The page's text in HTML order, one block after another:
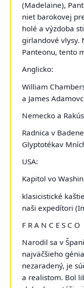
(Madelaine),
niet barokovej
holé a výzdoba
girlandové vlysy.
Panteonu, tento
Anglicko:
William
a James
Nemecko a
Radnica v
Glyptotékav
USA:
Kapitol vo
klasicistické
naši expedítori
F R A N C E S C
Narodil sa v
najväčšieho
nezaradený, je
a realistom. Bol